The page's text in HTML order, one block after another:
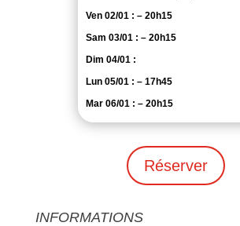
Ven 02/01 : – 20h15
Sam 03/01 : – 20h15
Dim 04/01 :
Lun 05/01 : – 17h45
Mar 06/01 : – 20h15
Réserver
INFORMATIONS